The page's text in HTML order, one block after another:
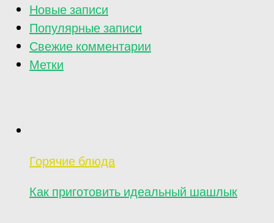
Новые записи
Популярные записи
Свежие комментарии
Метки
Горячие блюда
Как приготовить идеальный шашлык